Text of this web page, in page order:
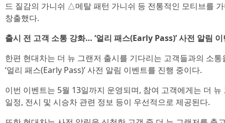
드 질감의 가니쉬 △메탈 패턴 가니쉬 등 전통적인 모티브를
창출했다.
출시 전 고객 소통 강화… ‘얼리 패스(Early Pass)’ 사전 알림
한편 현대차는 더 뉴 그랜저 출시를 기다리는 고객들과의 소
‘얼리 패스(Early Pass)’ 사전 알림 이벤트를 진행 중이다.
이번 이벤트는 5월 13일까지 운영되며, 참여 고객에게는 더
일정, 전시 및 시승차 관련 정보 등이 우선적으로 제공된다.